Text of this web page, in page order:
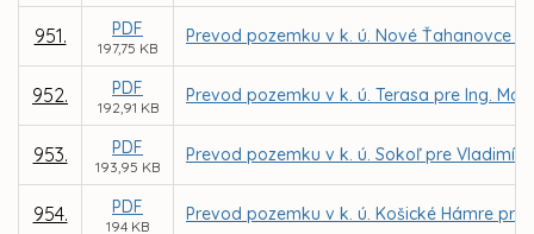
951. PDF
197,75 KB
Prevod pozemku v k. ú. Nové Ťahanovce
952. PDF
192,91 KB
Prevod pozemku v k. ú. Terasa pre Ing.
953. PDF
193,95 KB
Prevod pozemku v k. ú. Sokoľ pre
954. PDF
194 KB
Prevod pozemku v k. ú. Košické Hámre